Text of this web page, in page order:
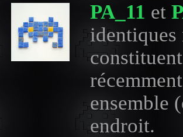
PA_11 et
ensemble
endroit.